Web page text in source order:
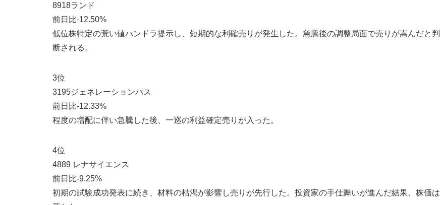
8918ランド
前日比-12.50%
低位株特定の荒い値ハンドラ提示し、短期的な利確売りが発生した。急騰後の調整局面で売りが嵩んだと判
断される。
3位
3195ジェネレーションパス
前日比-12.33%
程度の増配に伴い急騰した後、一巡の利益確定売りが入った。
4位
4889 レナサイエンス
前日比-9.25%
初期の試験成功発表に続き、材料の枯渇が影響し売りが先行した。投資家の手仕舞いが進んだ結果、株価は